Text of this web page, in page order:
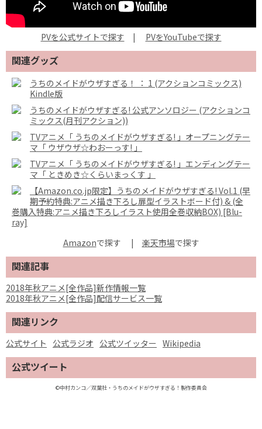
PVを公式サイトで探す | PVをYouTubeで探す
関連グッズ
うちのメイドがウザすぎる！ ： 1 (アクションコミックス)
Kindle版
うちのメイドがウザすぎる! 公式アンソロジー (アクションコ
ミックス(月刊アクション))
TVアニメ「 うちのメイドがウザすぎる! 」オープニングテー
マ「 ウザウザ☆わおーっす! 」
TVアニメ「 うちのメイドがウザすぎる! 」エンディングテー
マ「 ときめき☆くらいまっくす 」
【Amazon.co.jp限定】うちのメイドがウザすぎる! Vol.1 (早
期予約特典:アニメ描き下ろし扉型イラストボード付) & (全
巻購入特典:アニメ描き下ろしイラスト使用全巻収納BOX) [Blu-
ray]
Amazonで探す | 楽天市場
関連記事
2018年秋アニメ[全作品]新作情報一覧
2018年秋アニメ[全作品]配信サービス一覧
関連リンク
公式サイト 公式ラジオ 公式ツイッター Wikipedia
公式ツイート
©中村カンコ／双葉社・うちのメイドがウザすぎる！製作委員会